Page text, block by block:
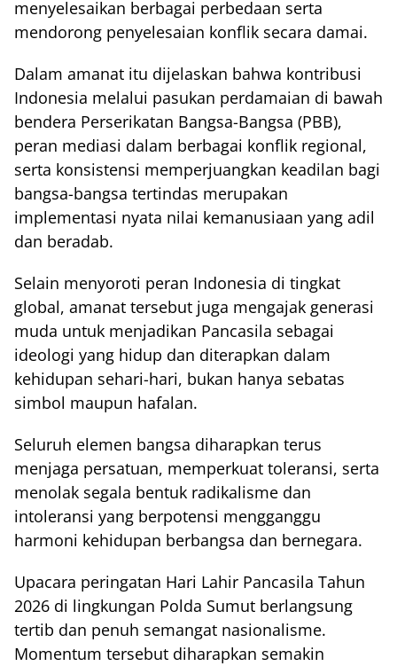
menyelesaikan berbagai perbedaan serta
mendorong penyelesaian konflik secara damai.
Dalam amanat itu dijelaskan bahwa kontribusi
Indonesia melalui pasukan perdamaian di bawah
bendera Perserikatan Bangsa-Bangsa (PBB),
peran mediasi dalam berbagai konflik regional,
serta konsistensi memperjuangkan keadilan bagi
bangsa-bangsa tertindas merupakan
implementasi nyata nilai kemanusiaan yang adil
dan beradab.
Selain menyoroti peran Indonesia di tingkat
global, amanat tersebut juga mengajak generasi
muda untuk menjadikan Pancasila sebagai
ideologi yang hidup dan diterapkan dalam
kehidupan sehari-hari, bukan hanya sebatas
simbol maupun hafalan.
Seluruh elemen bangsa diharapkan terus
menjaga persatuan, memperkuat toleransi, serta
menolak segala bentuk radikalisme dan
intoleransi yang berpotensi mengganggu
harmoni kehidupan berbangsa dan bernegara.
Upacara peringatan Hari Lahir Pancasila Tahun
2026 di lingkungan Polda Sumut berlangsung
tertib dan penuh semangat nasionalisme.
Momentum tersebut diharapkan semakin